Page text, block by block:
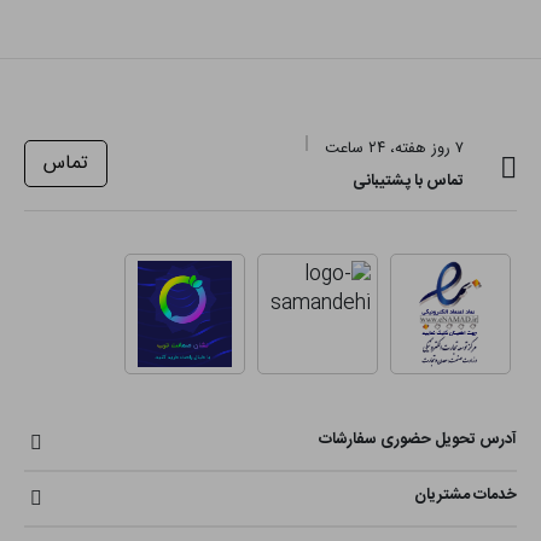
۷ روز هفته، ۲۴ ساعت
تماس با پشتیبانی
تماس
آدرس تحویل حضوری سفارشات
خدمات مشتریان